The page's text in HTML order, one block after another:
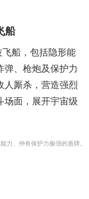
船
飞船，包括隐形能
弹、枪炮及保护力
人厮杀，营造强烈
场面，展开宇宙级
力、仲有保护力极强的盾牌。